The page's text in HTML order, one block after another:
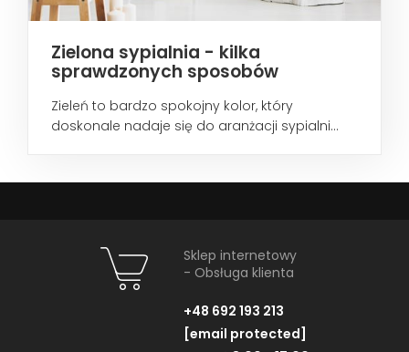
Zielona sypialnia - kilka
sprawdzonych sposobów
Zieleń to bardzo spokojny kolor, który
doskonale nadaje się do aranżacji sypialni...
Sklep internetowy
- Obsługa klienta
+48 692 193 213
[email protected]